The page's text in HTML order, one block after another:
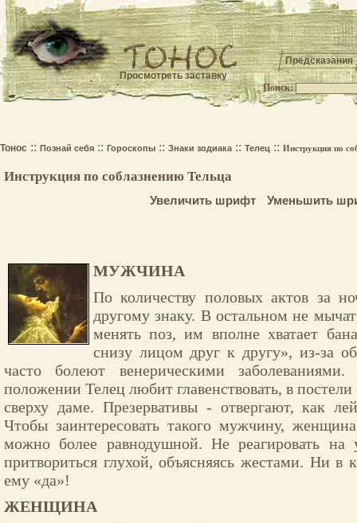
Предсказания
Поиск:
Тонос :: Познай себя :: Гороскопы :: Знаки зодиака :: Телец :: Инструкция по
Инструкция по соблазнению Тельца
Увеличить шрифт Уменьшить
МУЖЧИНА
По количеству половых актов за
другому знаку. В остальном не
менять поз, им вполне хватает
снизу лицом друг к другу», из-за
часто болеют венерическими
положении Телец любит главенствовать, в постели
сверху даме. Презервативы - отвергают, как
Чтобы заинтересовать такого мужчину,
можно более равнодушной. Не реагировать
притвориться глухой, объясняясь жестами. Ни в
ему «да»!
ЖЕНЩИНА
Просмотреть заставку